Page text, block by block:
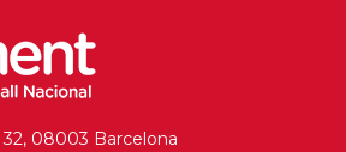
08003 Barcelona